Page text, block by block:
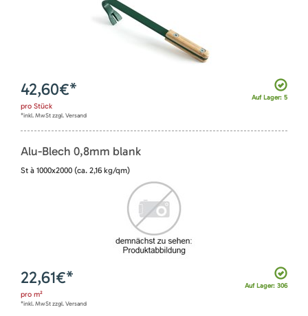
Auf Lager: 5
42,60€*
pro Stück
*inkl. MwSt zzgl. Versand
Alu-Blech 0,8mm blank
St à 1000x2000 (ca. 2,16 kg/qm)
Auf Lager: 306
22,61€*
pro m²
*inkl. MwSt zzgl. Versand